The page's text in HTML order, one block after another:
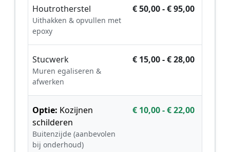
Houtrotherstel
Uithakken & opvullen met
epoxy
€ 50,00 - € 95,00
Stucwerk
Muren egaliseren &
afwerken
€ 15,00 - € 28,00
Optie: Kozijnen
schilderen
Buitenzijde (aanbevolen
bij onderhoud)
€ 10,00 - € 22,00